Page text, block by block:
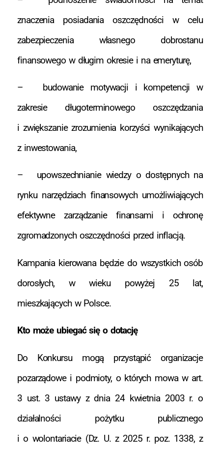
znaczenia posiadania oszczędności w celu
zabezpieczenia własnego dobrostanu
finansowego w długim okresie i na emeryturę,
– budowanie motywacji i kompetencji w
zakresie długoterminowego oszczędzania
i zwiększanie zrozumienia korzyści wynikających
z inwestowania,
– upowszechnianie wiedzy o dostępnych na
rynku narzędziach finansowych umożliwiających
efektywne zarządzanie finansami i ochronę
zgromadzonych oszczędności przed inflacją.
Kampania kierowana będzie do wszystkich osób
dorosłych, w wieku powyżej 25 lat,
mieszkających w Polsce.
Kto może ubiegać się o dotację
Do Konkursu mogą przystąpić organizacje
pozarządowe i podmioty, o których mowa w art.
3 ust. 3 ustawy z dnia 24 kwietnia 2003 r. o
działalności pożytku publicznego
i o wolontariacie (Dz. U. z 2025 r. poz. 1338, z